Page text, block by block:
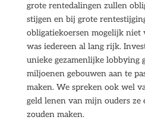
grote rentedalingen zullen
stijgen en bij grote
obligatiekoersen mogelijk niet
was iedereen al lang rijk.
unieke gezamenlijke lobbying
miljoenen gebouwen aan te
maken. We spreken ook wel
geld lenen van mijn ouders ze
zouden maken.